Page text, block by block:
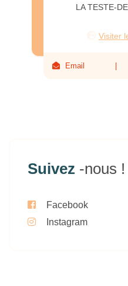
LA TESTE-
Visiter
Email
Suivez -nous !
Facebook
Instagram